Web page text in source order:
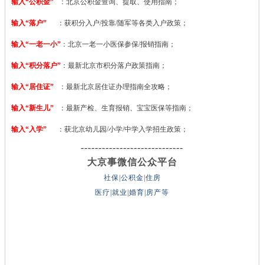
输入“公积金” ：北京公积金查询、提取、使用指南；
输入“落户” ：获积分入户/投靠/随军等各类入户政策；
输入“一老一小” ：北京一老一小医保参保/报销指南；
输入“积分落户” ：最新北京市积分落户政策指南；
输入“居住证” ：最新北京居住证办理指南全攻略；
输入“新生儿” ：最新产检、生育报销、宝宝医保等指南；
输入“入学” ：获北京幼儿园/小学/中学入学招生政策；
-----------------------------
大京事微信公众平台
社保|公积金|住房
医疗|就业|婚育|房产等